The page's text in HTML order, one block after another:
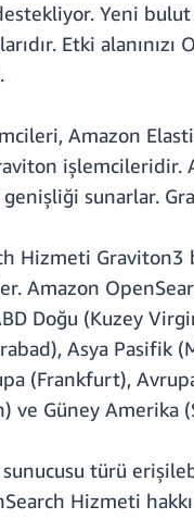
Yeni
Etki
Amazon
genişliği sunarlar.
Hizmeti Graviton3
Amazon
Doğu (Kuzey
Asya Pasifik
(Frankfurt),
ve Güney Amerika
türü
Hizmeti